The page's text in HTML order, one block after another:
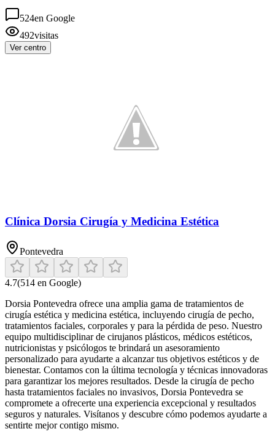
524en Google
492visitas
Ver centro
Clínica Dorsia Cirugía y Medicina Estética
Pontevedra
4.7(514 en Google)
Dorsia Pontevedra ofrece una amplia gama de tratamientos de
cirugía estética y medicina estética, incluyendo cirugía de pecho,
tratamientos faciales, corporales y para la pérdida de peso. Nuestro
equipo multidisciplinar de cirujanos plásticos, médicos estéticos,
nutricionistas y psicólogos te brindará un asesoramiento
personalizado para ayudarte a alcanzar tus objetivos estéticos y de
bienestar. Contamos con la última tecnología y técnicas innovadoras
para garantizar los mejores resultados. Desde la cirugía de pecho
hasta tratamientos faciales no invasivos, Dorsia Pontevedra se
compromete a ofrecerte una experiencia excepcional y resultados
seguros y naturales. Visítanos y descubre cómo podemos ayudarte a
sentirte mejor contigo mismo.